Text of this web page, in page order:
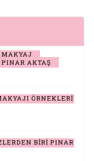
MAKYAJ
PINAR AKTAŞ
ÖRNEKLERİ
BİRİ PINAR